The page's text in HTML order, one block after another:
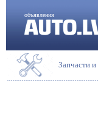
объявления
Запчасти